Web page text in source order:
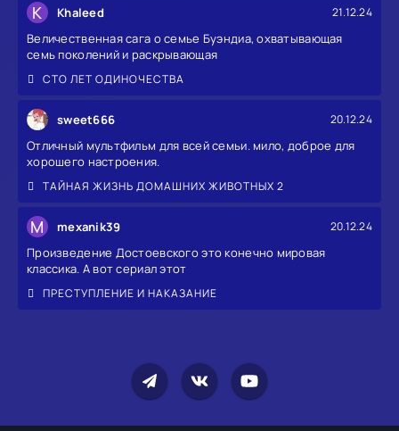
K Khaleed 21.12.24
Величественная сага о семье Буэндиа, охватывающая
семь поколений и раскрывающая
СТО ЛЕТ ОДИНОЧЕСТВА
sweet666 20.12.24
Отличный мультфильм для всей семьи. мило, доброе для
хорошего настроения.
ТАЙНАЯ ЖИЗНЬ ДОМАШНИХ ЖИВОТНЫХ 2
M mexanik39 20.12.24
Произведение Достоевского это конечно мировая
классика. А вот сериал этот
ПРЕСТУПЛЕНИЕ И НАКАЗАНИЕ